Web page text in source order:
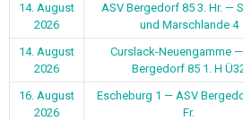
14. August
2026
ASV Bergedorf 85 3. Hr. —
und Marschlande 4
14. August
2026
Curslack-Neuengamme
Bergedorf 85 1. H
16. August
2026
Escheburg 1 — ASV
Fr.